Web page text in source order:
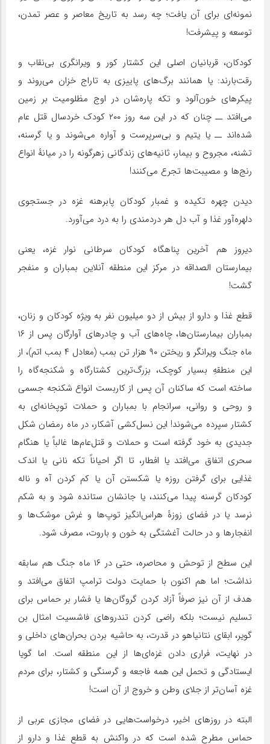
نمونه‌ای برای آن یافت؛ چه رسد به تاریخ معاصر و عصر تمدن،
توسعه و پیشرفت!
کودکان، قربانیان اصلی این کشتار کور و ویرانگری بی‌نقاب و
رقت‌بارند: یا همانند برگ‌های پاییزی به تاراج خزان می‌روند و
پیکرهای خون‌آلود و تکه پاره‌شان در اوج مظلومیت بر زمین
می‌افتد ــ چنان که در این سه روز ۲۰۰ کودک خردسال قتل عام
شده‌اند ــ یا یتیم و بی‌سرپرست و آواره می‌شوند و یا گرسنه،
تشنه، مجروح و بیمار، ثانیه‌های زندگانی زهرگونه را در میانهٔ انواع
رنج‌ها و مصیبت‌ها تجرع می‌کنند!
دیدن چهره تکیده و غمبار کودکان پابرهنه غزه در جستجوی
دلهره‌آور غذا و آب دل هر دردمندی را به درد می‌آورد.
دیروز هم آخرین پناهگاه کودکان سرطانی نوار غزه، یعنی
بیمارستان الصداقه در مرکز این منطقه آنلاین بمباران و منفجر
گشت!
قطع غذا و دارو از بیش از دو میلیون نفر به ویژه کودکان و زنان،
بمباران بیمارستان‌ها، چاه‌های آب و چادرهای آوارگان پس از ۱۶
ماه جنگ ویرانگر و ریختن ۹۰ هزار تن بمب (معادل ۴ بمب اتم)، از
این منطقهِ بسیار کوچک، بزرگ‌ترین کشتارگاه و شکنجه‌گاه را
ساخته است که ساکنان آن پس از کاربست انواع شکنجه جسمی
و روحی و روانی، سرانجام با بمباران و حملات توپخانه‌ای به
کشتار سپرده می‌شوند! این نسل‌کشی آشکار، در ماه رمضان شکل
جدیدی به خود گرفته است و حملات و قتل‌عام‌ها غالباً یا هنگام
سحری اتفاق می‌افتد یا افطار، تا اگر احیاناً تکه نانی یا اندک
غذایی برای گرفتن روزه یا شکستن آن یا کم کردن آه و ناله
کودکان گرسنه پیدا می‌کنند، یا جانشان ستانده شود و به شکم
نرسد یا در فضای زوزهٔ هراس‌انگیز توپ‌ها و غرش موشک‌ها و
انفجارها و در حالت آغشتگی به خون و باروت، مصرف شود.
این سطح از توحش و محاصره، حتی در ۱۶ ماه جنگ هم سابقه
نداشت؛ اما هم اکنون با حمایت دولت ترامپ اتفاق می‌افتد و
هدف از آن نیز صرفاً آزاد کردن گروگان‌ها یا فشار بر حماس برای
تسلیم نیست؛ بلکه راضی کردن تندروهای فاشسیت امثال بن
گویر، ابقای نتانیاهو در قدرت، به حاشیه بردن بحران‌های داخلی و
در نهایت، فراری دادن غزه‌ای‌ها از این منطقه است. اما گویا
ایستادگی و تحمل این همه فاجعه و گرسنگی و کشتار، برای مردم
غزه آسان‌تر از جلای وطن و خروج از آن است!
البته در روزهای اخیر، درخواست‌هایی در فضای مجازی عربی از
حماس مطرح شده است که در واکنش به قطع غذا و دارو از